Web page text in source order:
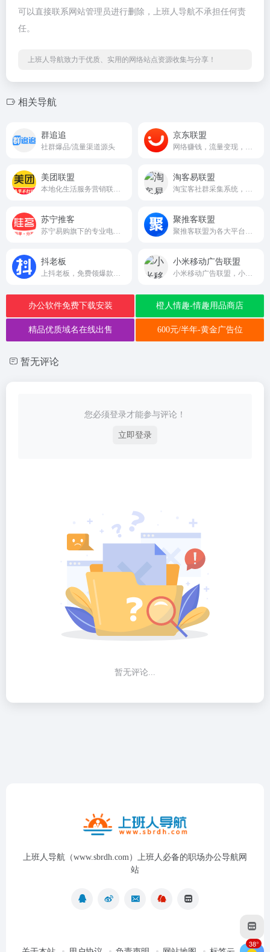
可以直接联系网站管理员进行删除，上班人导航不承担任何责
任。
上班人导航致力于优质、实用的网络站点资源收集与分享！
相关导航
群追追
社群爆品/流量渠道源头
京东联盟
美团联盟 淘客易联盟
苏宁推客 聚推客联盟
抖老板 小米移动广告联盟
办公软件免费下载安装 橙人情趣-情趣用品商店
精品优质域名在线出售 600元/半年-黄金广告位
暂无评论
您必须登录才能参与评论！
立即登录
暂无评论...
上班人导航（www.sbrdh.com）上班人必备的职场办公导航网
站
38°